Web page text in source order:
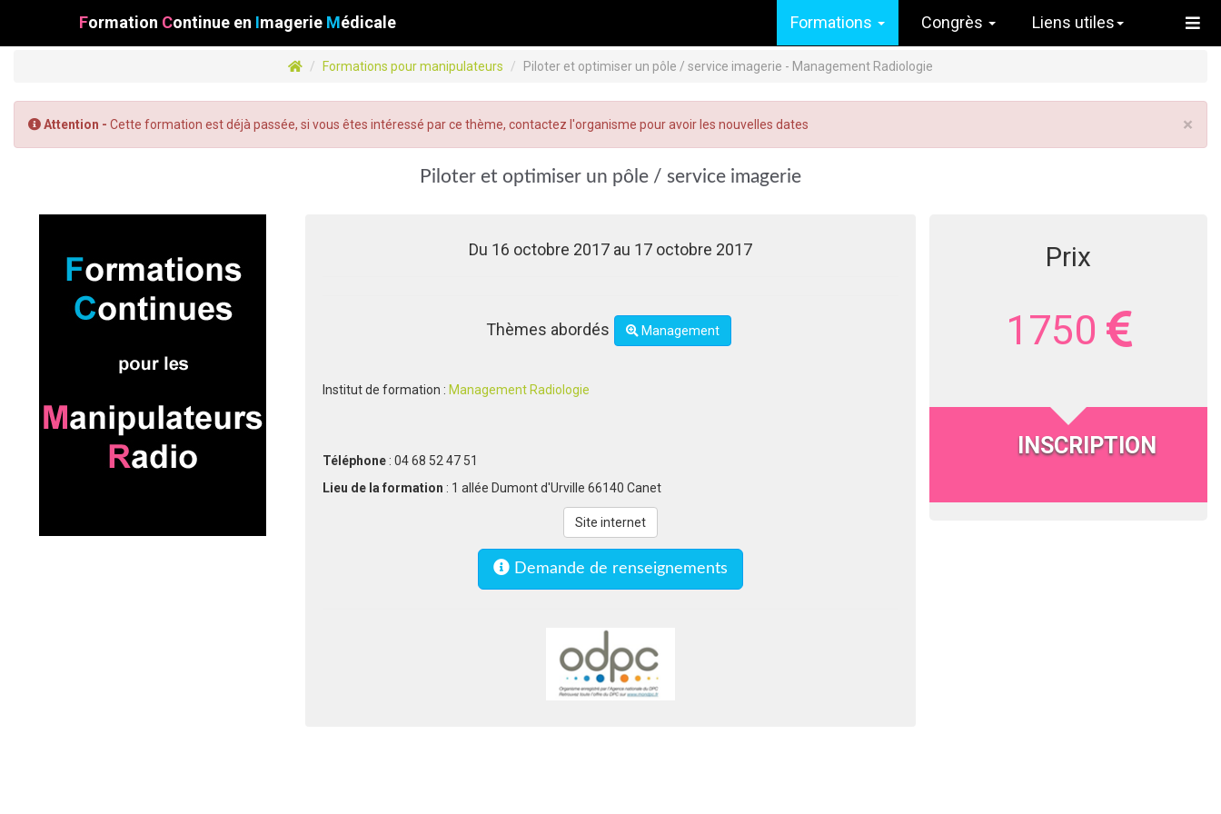
Formation Continue en Imagerie Médicale Formations Congrès Liens utiles
Formations pour manipulateurs Piloter et optimiser un pôle / service imagerie - Management Radiologie
×
Attention - Cette formation est déjà passée, si vous êtes intéressé par ce thème, contactez l'organisme pour avoir les nouvelles dates
Piloter et optimiser un pôle / service imagerie
Du 16 octobre 2017 au 17 octobre 2017
Thèmes abordés Management
Institut de formation : Management Radiologie
Téléphone : 04 68 52 47 51
Lieu de la formation : 1 allée Dumont d'Urville 66140 Canet
Site internet
Demande de renseignements
Prix
1750
INSCRIPTION